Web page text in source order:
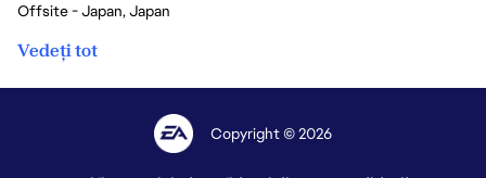
Offsite - Japan, Japan
Vedeți tot
Copyright © 2026